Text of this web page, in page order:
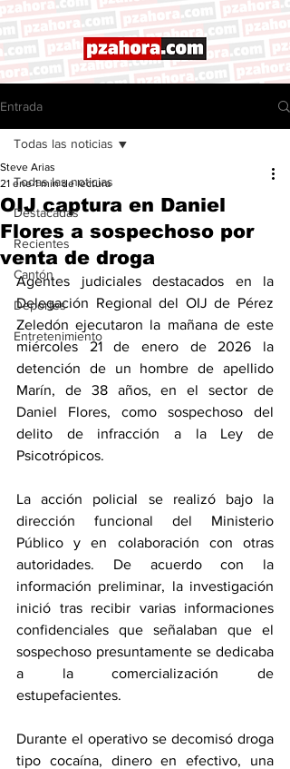
Entrada
Todas las noticias
Destacadas
Recientes
Cantón
Deportes
Entretenimiento
Todas las noticias
OIJ captura en Daniel
Flores a sospechoso por
venta de droga
Steve Arias
21 ene 1 min de lectura
Agentes judiciales destacados en la
Delegación Regional del OIJ de Pérez
Zeledón ejecutaron la mañana de este
miércoles 21 de enero de 2026 la
detención de un hombre de apellido
Marín, de 38 años, en el sector de
Daniel Flores, como sospechoso del
delito de infracción a la Ley de
Psicotrópicos.
La acción policial se realizó bajo la
dirección funcional del Ministerio
Público y en colaboración con otras
autoridades. De acuerdo con la
información preliminar, la investigación
inició tras recibir varias informaciones
confidenciales que señalaban que el
sospechoso presuntamente se dedicaba
a la comercialización de
estupefacientes.
Durante el operativo se decomisó droga
tipo cocaína, dinero en efectivo, una